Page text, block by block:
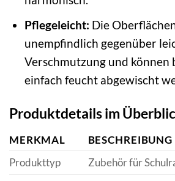
Pflegeleicht: Die
unempfindlich gegenüber
Verschmutzung und können
einfach feucht abgewischt
Produktdetails im
MERKMAL
BESCHREIBUNG
Produkttyp
Zubehör für